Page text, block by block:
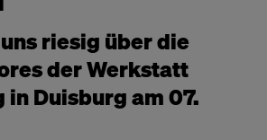
riesig über die
der Werkstatt
Duisburg am 07.